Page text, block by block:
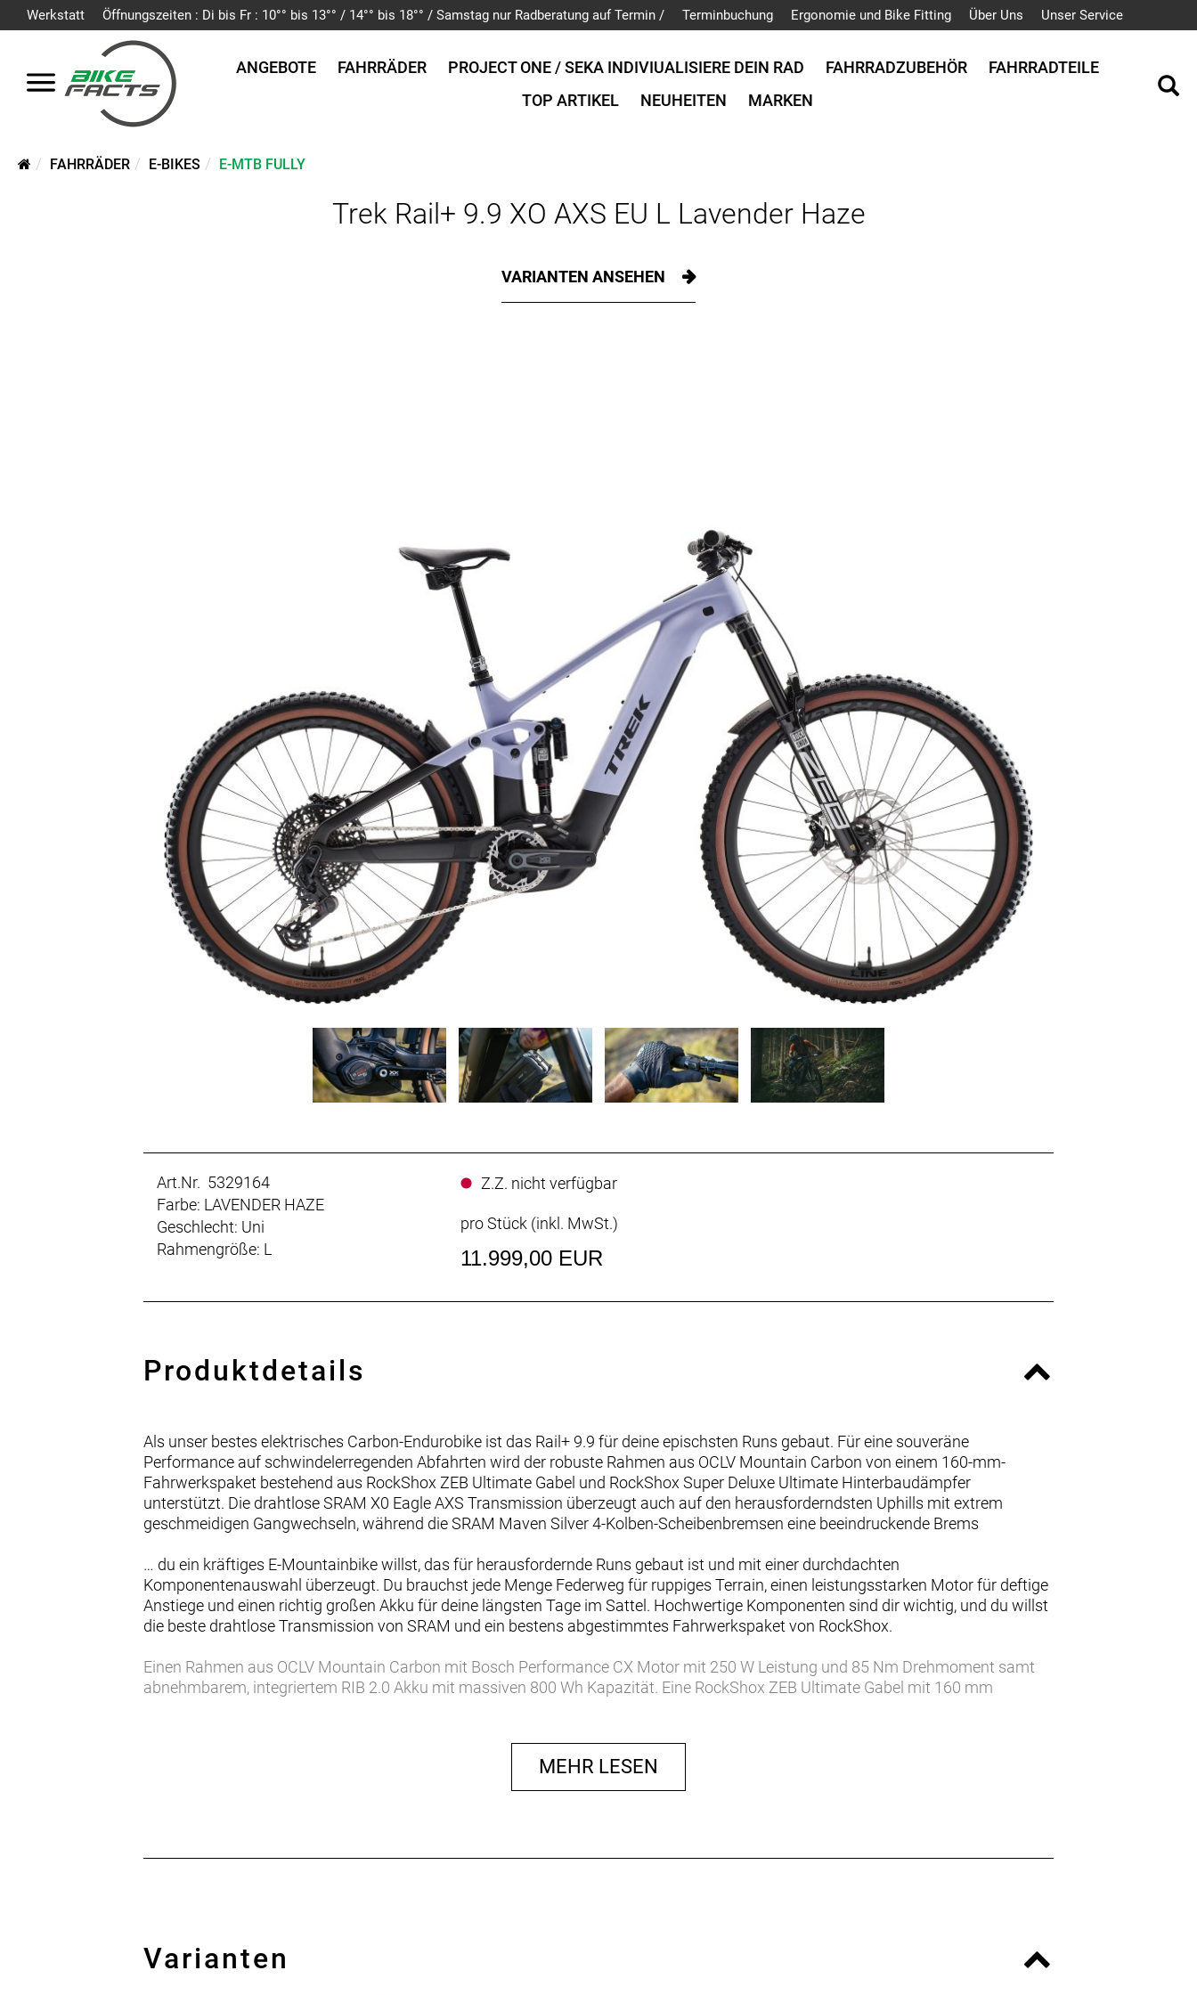
Werkstatt Öffnungszeiten : Di bis Fr : 10°° bis 13°° / 14°° bis 18°° / Samstag nur Radberatung auf Termin / Terminbuchung Ergonomie und Bike Fitting Über Uns Unser Service
ANGEBOTE FAHRRÄDER PROJECT ONE / SEKA INDIVIUALISIERE DEIN RAD FAHRRADZUBEHÖR
FAHRRADTEILE
TOP ARTIKEL
NEUHEITEN MARKEN
FAHRRÄDER E-BIKES E-MTB FULLY
Trek Rail+ 9.9 XO AXS EU L Lavender Haze
VARIANTEN ANSEHEN
Art.Nr. 5329164
Farbe: LAVENDER HAZE
Geschlecht: Uni
Rahmengröße: L
Z.Z. nicht verfügbar
pro Stück (inkl. MwSt.)
11.999,00 EUR
Produktdetails
Als unser bestes elektrisches Carbon-Endurobike ist das Rail+ 9.9 für deine epischsten Runs gebaut. Für eine souveräne
Performance auf schwindelerregenden Abfahrten wird der robuste Rahmen aus OCLV Mountain Carbon von einem 160-mm-
Fahrwerkspaket bestehend aus RockShox ZEB Ultimate Gabel und RockShox Super Deluxe Ultimate Hinterbaudämpfer
unterstützt. Die drahtlose SRAM X0 Eagle AXS Transmission überzeugt auch auf den herausforderndsten Uphills mit extrem
geschmeidigen Gangwechseln, während die SRAM Maven Silver 4-Kolben-Scheibenbremsen eine beeindruckende Brems
… du ein kräftiges E-Mountainbike willst, das für herausfordernde Runs gebaut ist und mit einer durchdachten
Komponentenauswahl überzeugt. Du brauchst jede Menge Federweg für ruppiges Terrain, einen leistungsstarken Motor für deftige
Anstiege und einen richtig großen Akku für deine längsten Tage im Sattel. Hochwertige Komponenten sind dir wichtig, und du willst
die beste drahtlose Transmission von SRAM und ein bestens abgestimmtes Fahrwerkspaket von RockShox.
Einen Rahmen aus OCLV Mountain Carbon mit Bosch Performance CX Motor mit 250 W Leistung und 85 Nm Drehmoment samt
abnehmbarem, integriertem RIB 2.0 Akku mit massiven 800 Wh Kapazität. Eine RockShox ZEB Ultimate Gabel mit 160 mm
saubere Gangwechsel auch unter Last, kräftig zupackende, hydraulische SRAM Maven Scheibenbremsen und eine RockShox
- Geometrie und Fahrwerksprogression lassen sich ganz einfach an deine Bedürfnisse anpassen, während optionale abgewinkelte
Lagerschalen noch mehr Anpassungsmöglichkeiten bieten.
MEHR LESEN
Varianten